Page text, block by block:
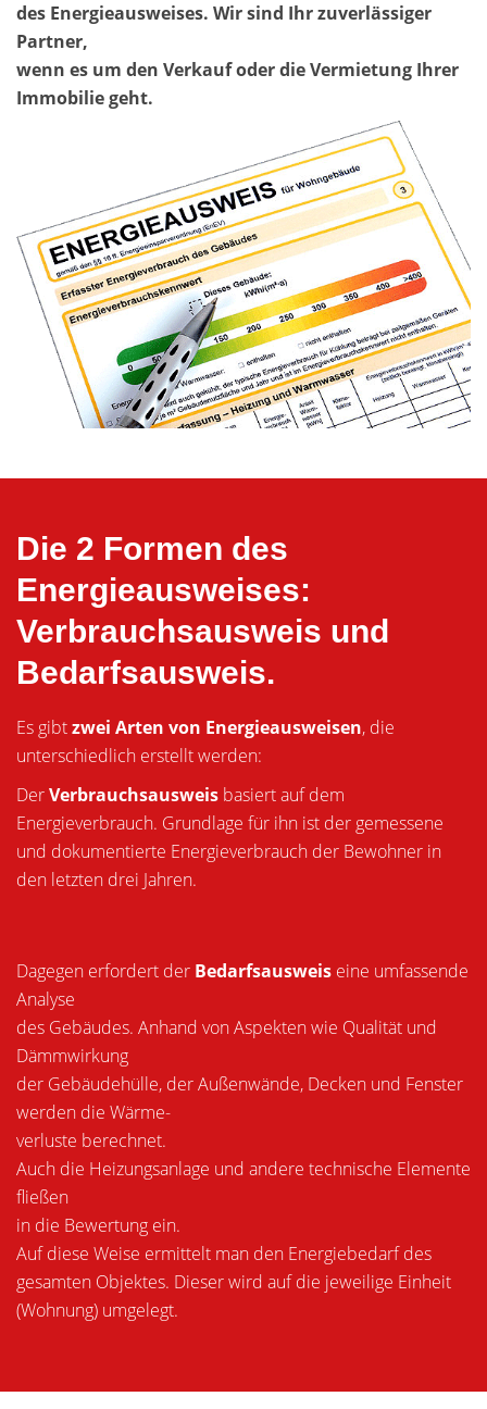
des Energieausweises. Wir sind Ihr zuverlässiger
Partner,
wenn es um den Verkauf oder die Vermietung Ihrer
Immobilie geht.
Die 2 Formen des
Energieausweises:
Verbrauchsausweis und
Bedarfsausweis.
Es gibtzwei Arten von Energieausweisen, die
unterschiedlich erstellt werden:
DerVerbrauchsausweis basiert auf dem
Energieverbrauch. Grundlage für ihn ist der gemessene
und dokumentierte Energieverbrauch der Bewohner in
den letzten drei Jahren.
Dagegen erfordert der Bedarfsausweis eine umfassende
Analyse
des Gebäudes. Anhand von Aspekten wie Qualität und
Dämmwirkung
der Gebäudehülle, der Außenwände, Decken und Fenster
werden die Wärme-
verluste berechnet.
Auch die Heizungsanlage und andere technische Elemente
fließen
in die Bewertung ein.
Auf diese Weise ermittelt man den Energiebedarf des
gesamten Objektes. Dieser wird auf die jeweilige Einheit
(Wohnung) umgelegt.